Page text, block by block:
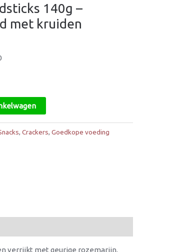
140g –
met kruiden
, Crackers, Goedkope voeding
verrijkt met geurige rozemarijn.